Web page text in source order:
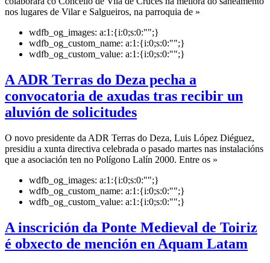
nos lugares de Vilar e Salgueiros, na parroquia de »
wdfb_og_images: a:1:{i:0;s:0:"";}
wdfb_og_custom_name: a:1:{i:0;s:0:"";}
wdfb_og_custom_value: a:1:{i:0;s:0:"";}
A ADR Terras do Deza pecha a
convocatoria de axudas tras recibir un
aluvión de solicitudes
O novo presidente da ADR Terras do Deza, Luis López Diéguez,
presidiu a xunta directiva celebrada o pasado martes nas instalacións
que a asociación ten no Polígono Lalín 2000. Entre os »
wdfb_og_images: a:1:{i:0;s:0:"";}
wdfb_og_custom_name: a:1:{i:0;s:0:"";}
wdfb_og_custom_value: a:1:{i:0;s:0:"";}
A inscrición da Ponte Medieval de Toiriz
é obxecto de mención en Aquam Latam